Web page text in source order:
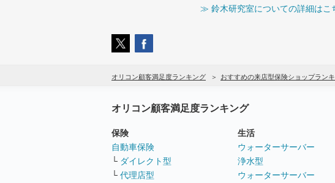
≫ 鈴木研究室についての詳細はこ
オリコン顧客満足度ランキング おすすめの来店型保険ショップラン
オリコン顧客満足度ランキング
保険
自動車保険
└ ダイレクト型
└ 代理店型
生活
ウォーターサーバー
浄水型
ウォーターサーバー